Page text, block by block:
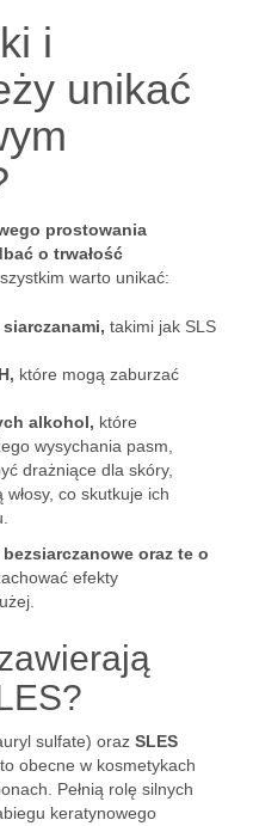
i
unikać
prostowania
o trwałość
warto unikać:
takimi jak SLS
które mogą zaburzać
alkohol, które
wysychania pasm,
drażniące dla skóry,
co skutkuje ich
oraz te o
efekty
sulfate) oraz SLES
obecne w kosmetykach
Pełnią rolę silnych
keratynowego